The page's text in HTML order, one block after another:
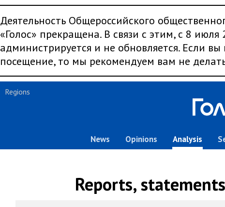
Деятельность Общероссийского
«Голос» прекращена. В связи с этим, с 8
администрируется и не обновляется. Если
посещение, то мы рекомендуем вам не
Regions
News Opinions Analysis
Reports,